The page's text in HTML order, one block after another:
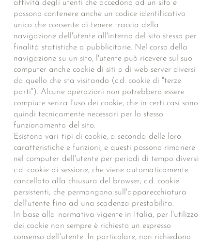
attività degli utenti che accedono ad un sito e
possono contenere anche un codice identificativo
unico che consente di tenere traccia della
navigazione dell'utente all'interno del sito stesso per
finalità statistiche o pubblicitarie. Nel corso della
navigazione su un sito, l'utente può ricevere sul suo
computer anche cookie di siti o di web server diversi
da quello che sta visitando (c.d. cookie di "terze
parti"). Alcune operazioni non potrebbero essere
compiute senza l'uso dei cookie, che in certi casi sono
quindi tecnicamente necessari per lo stesso
funzionamento del sito.
Esistono vari tipi di cookie, a seconda delle loro
caratteristiche e funzioni, e questi possono rimanere
nel computer dell'utente per periodi di tempo diversi:
c.d. cookie di sessione, che viene automaticamente
cancellato alla chiusura del browser; c.d. cookie
persistenti, che permangono sull'apparecchiatura
dell'utente fino ad una scadenza prestabilita.
In base alla normativa vigente in Italia, per l'utilizzo
dei cookie non sempre è richiesto un espresso
consenso dell'utente. In particolare, non richiedono